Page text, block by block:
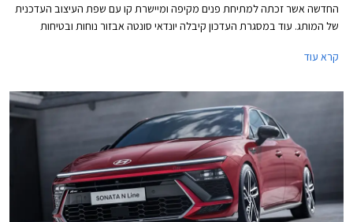
החדשה אשר זכתה למתיחת פנים מקיפה ומיישרת קו עם שפת העיצוב העדכנית
של המותג. עוד במסגרת העדכון קיבלה יונדאי סונטה אבזור נוחות ובטיחות
התייקר ביחס לדגם המוחלף ועומד על החל מ- 213,900 ₪.
קרא עוד